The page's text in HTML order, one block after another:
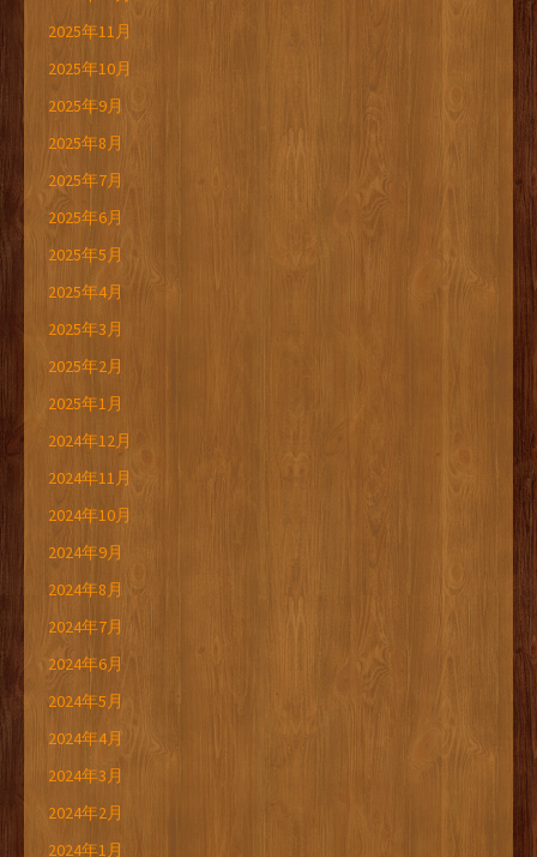
2025年11月
2025年10月
2025年9月
2025年8月
2025年7月
2025年6月
2025年5月
2025年4月
2025年3月
2025年2月
2025年1月
2024年12月
2024年11月
2024年10月
2024年9月
2024年8月
2024年7月
2024年6月
2024年5月
2024年4月
2024年3月
2024年2月
2024年1月